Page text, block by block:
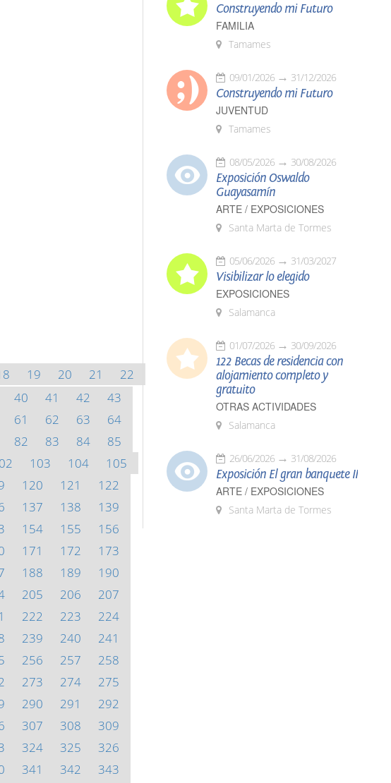
19 20 21
22
40 41 42
43
61 62 63
64
82 83 84
85
103 104
105
120 121
122
137 138
139
154 155
156
171 172
173
188 189
190
205 206
207
222 223
224
239 240
241
256 257
258
273 274
275
290 291
292
307 308
309
324 325
326
341 342 343
Construyendo mi Futuro
FAMILIA
Tamames
09/01/2026 31/12/2026
Construyendo mi Futuro
JUVENTUD
Tamames
08/05/2026 30/08/2026
Exposición Oswaldo
Guayasamín
ARTE / EXPOSICIONES
Santa Marta de Tormes
05/06/2026 31/03/2027
Visibilizar lo elegido
EXPOSICIONES
Salamanca
01/07/2026 30/09/2026
122 Becas de residencia con
alojamiento completo y
gratuito
OTRAS ACTIVIDADES
Salamanca
26/06/2026 31/08/2026
Exposición El gran banquete II
ARTE / EXPOSICIONES
Santa Marta de Tormes